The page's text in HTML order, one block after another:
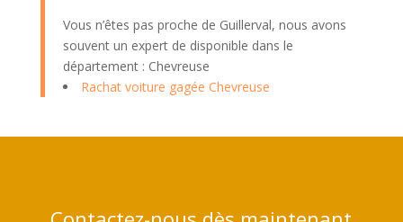
Vous n’êtes pas proche de Guillerval, nous avons
souvent un expert de disponible dans le
département : Chevreuse
Rachat voiture gagée Chevreuse